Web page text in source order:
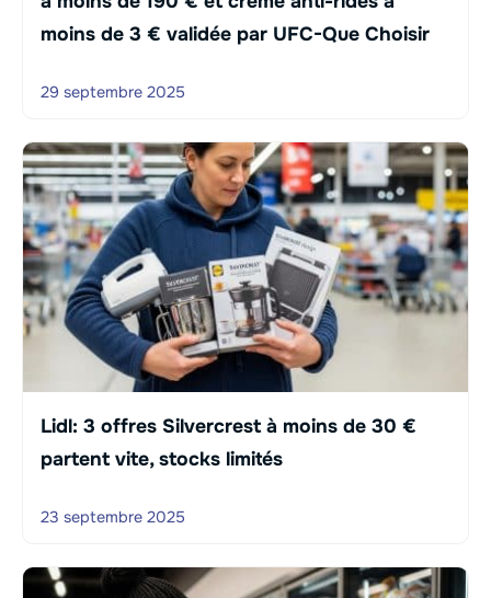
moins de 3 € validée par UFC-Que Choisir
29 septembre 2025
Lidl: 3 offres Silvercrest à moins de 30 €
partent vite, stocks limités
23 septembre 2025